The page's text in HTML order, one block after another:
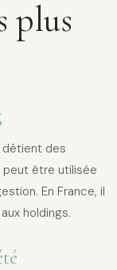
plus
des
peut être utilisée
En France, il
holdings.